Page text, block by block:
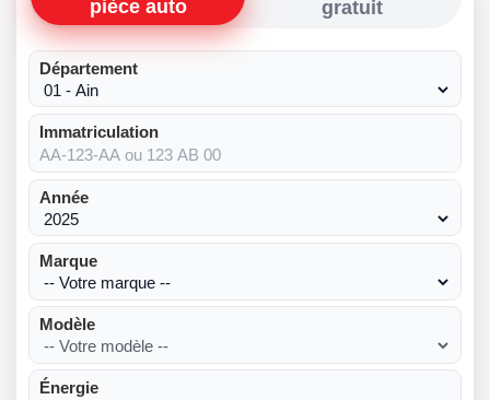
pièce auto
gratuit
Département
Immatriculation
Année
Marque
Modèle
Énergie